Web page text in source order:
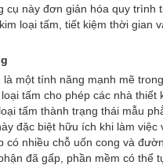
cụ này đơn giản hóa quy trình
loại tấm, tiết kiệm thời gian
một tính năng mạnh mẽ
tấm cho phép các nhà thiết
tấm thành trạng thái mẫu
đặc biệt hữu ích khi làm việc
có nhiều chỗ uốn cong và
đã gấp, phần mềm có thể